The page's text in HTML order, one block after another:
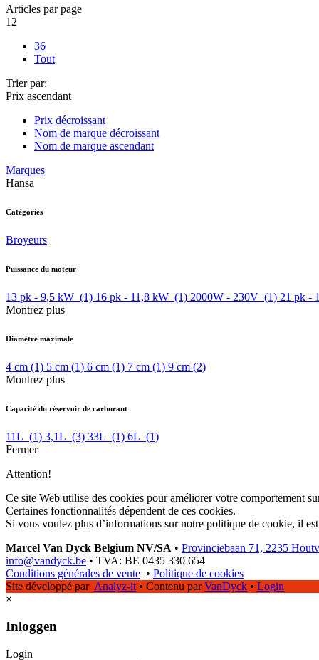
Articles par page
12
36
Tout
Trier par:
Prix ascendant
Prix décroissant
Nom de marque décroissant
Nom de marque ascendant
Marques
Hansa
Catégories
Broyeurs
Puissance du moteur
13 pk - 9,5 kW (1) 16 pk - 11,8 kW (1) 2000W - 230V (1) 21 pk -
Montrez plus
Diamètre maximale
4 cm (1) 5 cm (1) 6 cm (1) 7 cm (1) 9 cm (2)
Montrez plus
Capacité du réservoir de carburant
11L (1) 3,1L (3) 33L (1) 6L (1)
Fermer
Attention!
Ce site Web utilise des cookies pour améliorer votre comportement
Certaines fonctionnalités dépendent de ces cookies.
Si vous voulez plus d’informations sur notre politique de cookie, il
Marcel Van Dyck Belgium NV/SA • Provinciebaan 71, 2235
info@vandyck.be • TVA: BE 0435 330 654
Conditions générales de vente • Politique de cookies
Site développé par Analyz-it • Contenu parVanDyck • Login
×
Inloggen
Login